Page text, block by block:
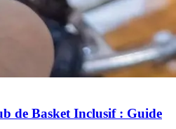
de Basket Inclusif : Guide